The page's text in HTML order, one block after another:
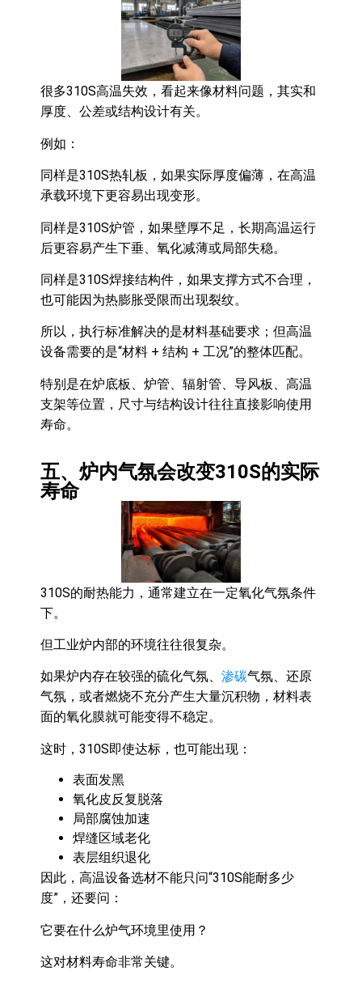
很多310S高温失效，看起来像材料问题，其实和
厚度、公差或结构设计有关。
例如：
同样是310S热轧板，如果实际厚度偏薄，在高温
承载环境下更容易出现变形。
同样是310S炉管，如果壁厚不足，长期高温运行
后更容易产生下垂、氧化减薄或局部失稳。
同样是310S焊接结构件，如果支撑方式不合理，
也可能因为热膨胀受限而出现裂纹。
所以，执行标准解决的是材料基础要求；但高温
设备需要的是“材料 + 结构 + 工况”的整体匹配。
特别是在炉底板、炉管、辐射管、导风板、高温
支架等位置，尺寸与结构设计往往直接影响使用
寿命。
五、炉内气氛会改变310S的实际
寿命
310S的耐热能力，通常建立在一定氧化气氛条件
下。
但工业炉内部的环境往往很复杂。
如果炉内存在较强的硫化气氛、 渗碳气氛、还原
气氛，或者燃烧不充分产生大量沉积物，材料表
面的氧化膜就可能变得不稳定。
这时，310S即使达标，也可能出现：
表面发黑
氧化皮反复脱落
局部腐蚀加速
焊缝区域老化
表层组织退化
因此，高温设备选材不能只问“310S能耐多少
度”，还要问：
它要在什么炉气环境里使用？
这对材料寿命非常关键。